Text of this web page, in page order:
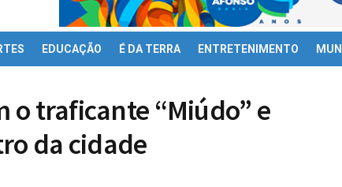
EDUCAÇÃO É DA TERRA ENTRETENIMENTO
o traficante “Miúdo” e
da cidade